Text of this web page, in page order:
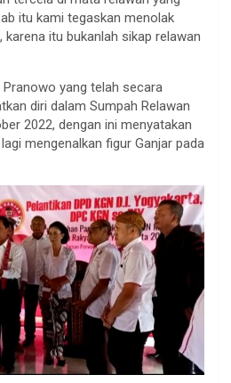
itu kami tegaskan menolak
itu bukanlah sikap relawan
Pranowo yang telah secara
diri dalam Sumpah Relawan
2022, dengan ini menyatakan
mengenalkan figur Ganjar pada